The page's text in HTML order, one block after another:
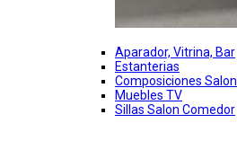
Aparador, Vitrina, Bar
Estanterias
Composiciones Salon
Muebles TV
Sillas Salon Comedor